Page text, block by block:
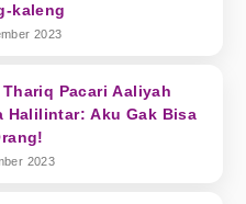
kaleng
2023
Pacari Aaliyah
Halilintar: Aku Gak Bisa
2023